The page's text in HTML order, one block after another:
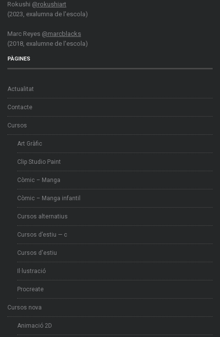
Rokushi @rokushiart
(2023, exalumna de l'escola)
Marc Reyes @marcblacks
(2018, exalumne de l'escola)
PÀGINES
Actualitat
Contacte
Cursos
Art Gràfic
Clip Studio Paint
Còmic – Manga
Còmic – Manga infantil
Cursos alternatius
Cursos d’estiu — c
Cursos d'estiu
Il·lustració
Procreate
Cursos nova
Animació 2D